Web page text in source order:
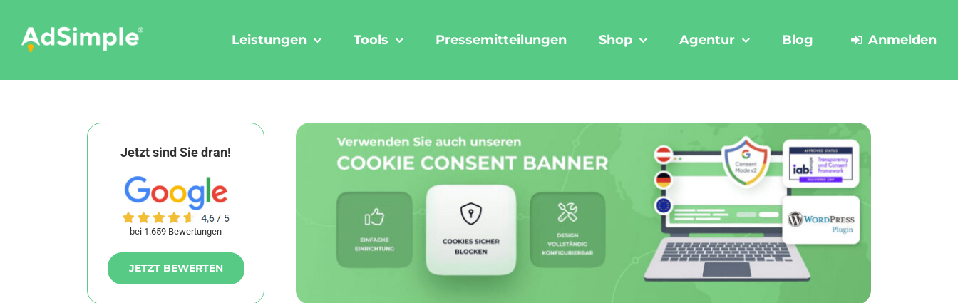
content
Leistungen Tools Pressemitteilungen Shop Agentur Blog Anmelden
Jetzt sind Sie dran!
bei 1.659 Bewertungen
JETZT BEWERTEN